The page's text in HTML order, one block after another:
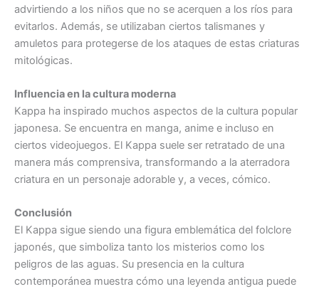
advirtiendo a los niños que no se acerquen a los ríos para
evitarlos. Además, se utilizaban ciertos talismanes y
amuletos para protegerse de los ataques de estas criaturas
mitológicas.
Influencia en la cultura moderna
Kappa ha inspirado muchos aspectos de la cultura popular
japonesa. Se encuentra en manga, anime e incluso en
ciertos videojuegos. El Kappa suele ser retratado de una
manera más comprensiva, transformando a la aterradora
criatura en un personaje adorable y, a veces, cómico.
Conclusión
El Kappa sigue siendo una figura emblemática del folclore
japonés, que simboliza tanto los misterios como los
peligros de las aguas. Su presencia en la cultura
contemporánea muestra cómo una leyenda antigua puede